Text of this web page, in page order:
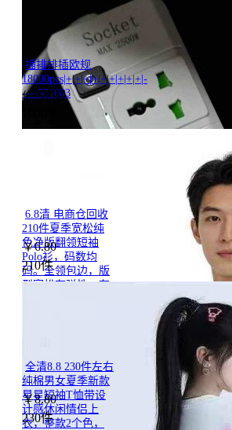
卫衣大概60件左
右，全部独立包
装。|+|+|+|+|+|+|+|+|+|-
----343320
插排排插欧规
18000pcs|+|+|+|+|+|+|+|+|+|-
----531003
价格私聊
6.8清 电商仓回收
210件夏季宽松纯
色净版翻领短袖
Polo衫，码数均
码。全领包边，版
型宽松有弹性。有
￥6.80
210件
全清8.8 230件左右
纯棉男女夏季新款
星星短袖T恤带设
计感休闲情侣上
衣，整款2个色，
￥8.80
230件